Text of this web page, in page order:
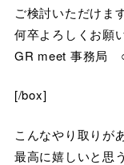
ご検討いただけま
何卒よろしくお願
GR meet 事務局
[/box]
こんなやり取りが
最高に嬉しいと思